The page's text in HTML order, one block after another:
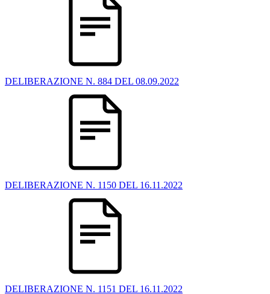
DELIBERAZIONE N. 884 DEL 08.09.2022
DELIBERAZIONE N. 1150 DEL 16.11.2022
DELIBERAZIONE N. 1151 DEL 16.11.2022